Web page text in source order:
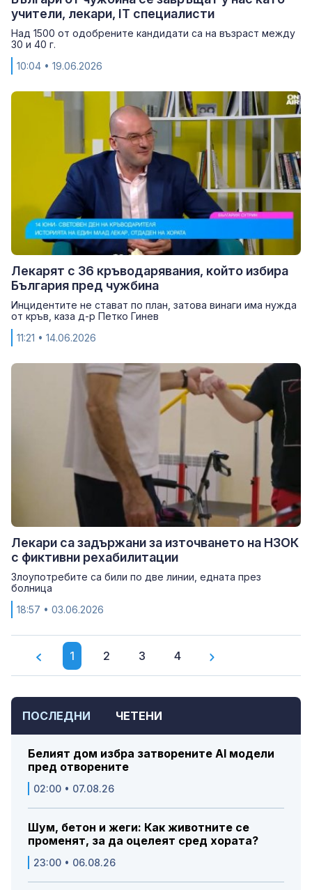
учители, лекари, IT специалисти
Над 1500 от одобрените кандидати са на възраст между
30 и 40 г.
10:04 • 19.06.2026
Лекарят с 36 кръводарявания, който избира
България пред чужбина
Инцидентите не стават по план, затова винаги има нужда
от кръв, каза д-р Петко Гинев
11:21 • 14.06.2026
Лекари са задържани за източването на НЗОК
с фиктивни рехабилитации
Злоупотребите са били по две линии, едната през
болница
18:57 • 03.06.2026
1 2 3 4
ПОСЛЕДНИ ЧЕТЕНИ
Белият дом избра затворените AI модели
пред отворените
02:00 • 07.08.26
Шум, бетон и жеги: Как животните се
променят, за да оцелеят сред хората?
23:00 • 06.08.26